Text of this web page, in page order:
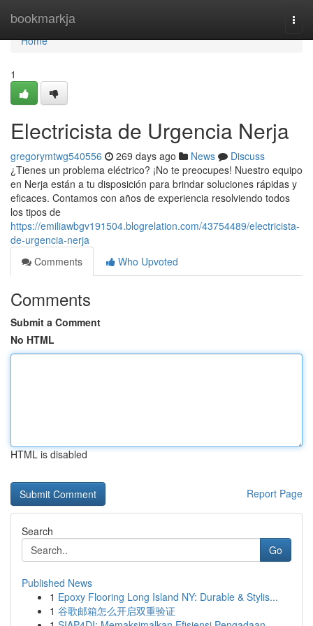
bookmarkja
Home
Home
1
Electricista de Urgencia Nerja
gregorymtwg540556 269 days ago News
Discuss
¿Tienes un problema eléctrico? ¡No te preocupes! Nuestro equipo
en Nerja están a tu disposición para brindar soluciones rápidas y
eficaces. Contamos con años de experiencia resolviendo todos
los tipos de
https://emiliawbgv191504.blogrelation.com/43754489/electricista-
de-urgencia-nerja
Comments
Who Upvoted
Comments
Submit a Comment
No HTML
HTML is disabled
Report Page
Search
Go
Published News
1 Epoxy Flooring Long Island NY: Durable & Stylis...
1 谷歌邮箱怎么开启双重验证